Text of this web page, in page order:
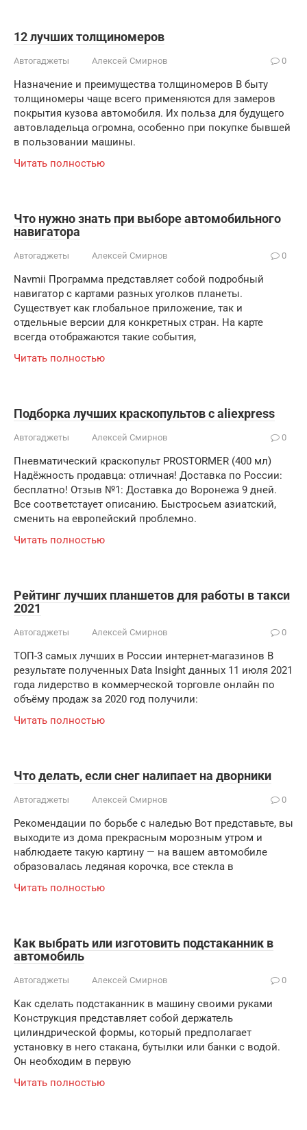
12 лучших толщиномеров
Автогаджеты Алексей Смирнов 0
Назначение и преимущества толщиномеров В быту
толщиномеры чаще всего применяются для замеров
покрытия кузова автомобиля. Их польза для будущего
автовладельца огромна, особенно при покупке бывшей
в пользовании машины.
Читать полностью
Что нужно знать при выборе автомобильного
навигатора
Автогаджеты Алексей Смирнов 0
Navmii Программа представляет собой подробный
навигатор с картами разных уголков планеты.
Существует как глобальное приложение, так и
отдельные версии для конкретных стран. На карте
всегда отображаются такие события,
Читать полностью
Подборка лучших краскопультов с aliexpress
Автогаджеты Алексей Смирнов 0
Пневматический краскопульт PROSTORMER (400 мл)
Надёжность продавца: отличная! Доставка по России:
бесплатно! Отзыв №1: Доставка до Воронежа 9 дней.
Все соответстаует описанию. Быстросьем азиатский,
сменить на европейский проблемно.
Читать полностью
Рейтинг лучших планшетов для работы в такси
2021
Автогаджеты Алексей Смирнов 0
ТОП-3 самых лучших в России интернет-магазинов В
результате полученных Data Insight данных 11 июля 2021
года лидерство в коммерческой торговле онлайн по
объёму продаж за 2020 год получили:
Читать полностью
Что делать, если снег налипает на дворники
Автогаджеты Алексей Смирнов 0
Рекомендации по борьбе с наледью Вот представьте, вы
выходите из дома прекрасным морозным утром и
наблюдаете такую картину — на вашем автомобиле
образовалась ледяная корочка, все стекла в
Читать полностью
Как выбрать или изготовить подстаканник в
автомобиль
Автогаджеты Алексей Смирнов 0
Как сделать подстаканник в машину своими руками
Конструкция представляет собой держатель
цилиндрической формы, который предполагает
установку в него стакана, бутылки или банки с водой.
Он необходим в первую
Читать полностью